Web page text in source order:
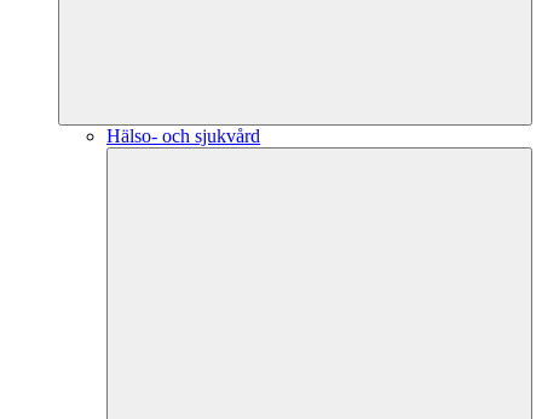
Hälso- och sjukvård